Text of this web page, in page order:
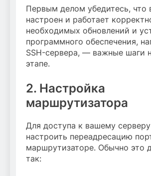
Первым делом убедитесь, что
настроен и работает
необходимых обновлений и
программного обеспечения,
SSH-сервера, — важные шаги
этапе.
2. Настройка
маршрутизатора
Для доступа к вашему
настроить переадресацию
маршрутизаторе. Обычно это
так: